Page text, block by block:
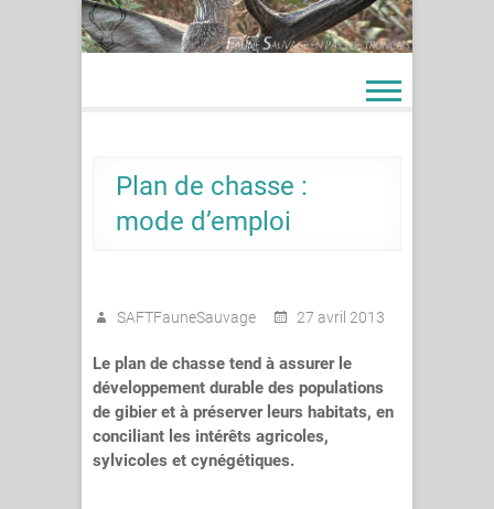
Skip
to
content
Plan de chasse :
mode d’emploi
SAFTFauneSauvage 27 avril 2013
Le plan de chasse tend à assurer le
développement durable des populations
de gibier et à préserver leurs habitats, en
conciliant les intérêts agricoles,
sylvicoles et cynégétiques.